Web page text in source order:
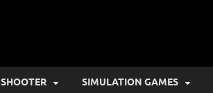
SHOOTER SIMULATION GAMES